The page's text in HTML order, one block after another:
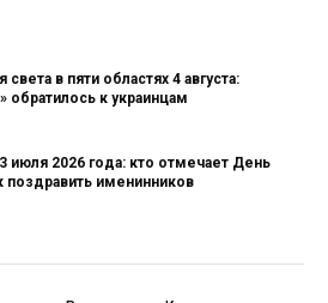
в пяти областях 4 августа:
обратилось к украинцам
июля 2026 года: кто отмечает День
поздравить именинников